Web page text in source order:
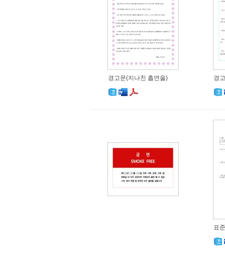
경고문(지나친 흡연을) 경
표